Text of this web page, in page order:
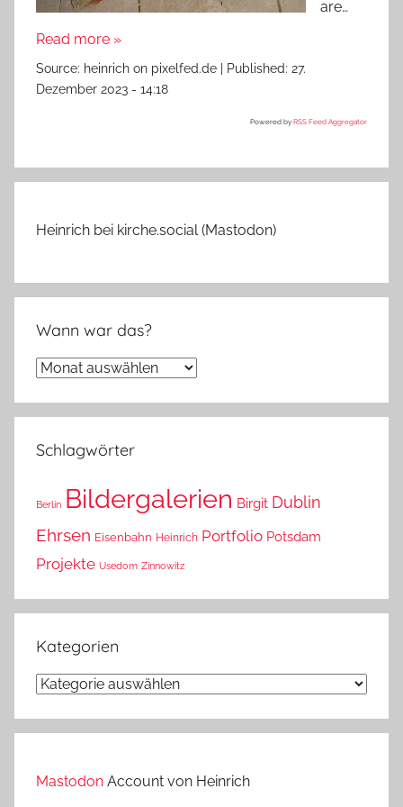
are…
Read more »
Source: heinrich on pixelfed.de Published: 27.
Dezember 2023 - 14:18
Powered by RSS Feed Aggregator
Heinrich bei kirche.social (Mastodon)
Wann war das?
Wann
das?
Schlagwörter
Berlin Bildergalerien Birgit Dublin
Ehrsen Eisenbahn Heinrich Portfolio Potsdam
Projekte Usedom Zinnowitz
Kategorien
Kategorien
Mastodon Account von Heinrich